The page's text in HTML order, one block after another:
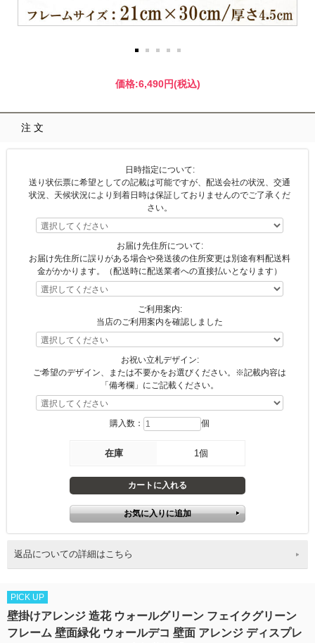
価格:6,490円(税込)
注文
日時指定について:
送り状伝票に希望としての記載は可能ですが、配送会社の状況、交通
状況、天候状況により到着日時は保証しておりませんのでご了承くだ
さい。
お届け先住所について:
お届け先住所に誤りがある場合や発送後の住所変更は別途有料配送料
金がかかります。（配送時に配送業者への直接払いとなります）
ご利用案内:
当店のご利用案内を確認しました
お祝い立札デザイン:
ご希望のデザイン、または不要かをお選びください。※記載内容は
「備考欄」にご記載ください。
購入数： 個
在庫 1個
返品についての詳細はこちら
PICK UP
壁掛けアレンジ 造花 ウォールグリーン フェイクグリーン
フレーム 壁面緑化 ウォールデコ 壁面 アレンジ ディスプレ